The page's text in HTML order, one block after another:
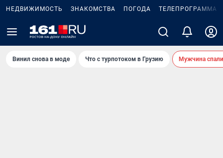
НЕДВИЖИМОСТЬ ЗНАКОМСТВА ПОГОДА ТЕЛЕПРОГРАММА
Винил снова в моде Что с турпотоком в Грузию Мужчина